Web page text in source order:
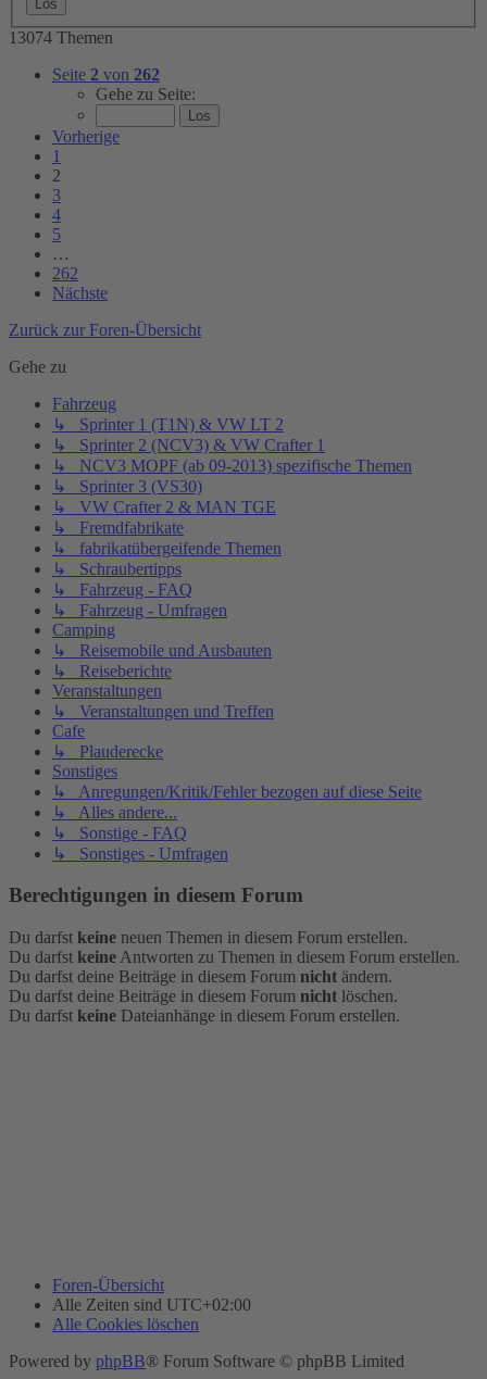
13074 Themen
Seite 2 von 262
Gehe zu Seite:
Vorherige
1
2
3
4
5
…
262
Nächste
Zurück zur Foren-Übersicht
Gehe zu
Fahrzeug
↳ Sprinter 1 (T1N) & VW LT 2
↳ Sprinter 2 (NCV3) & VW Crafter 1
↳ NCV3 MOPF (ab 09-2013) spezifische Themen
↳ Sprinter 3 (VS30)
↳ VW Crafter 2 & MAN TGE
↳ Fremdfabrikate
↳ fabrikatübergeifende Themen
↳ Schraubertipps
↳ Fahrzeug - FAQ
↳ Fahrzeug - Umfragen
Camping
↳ Reisemobile und Ausbauten
↳ Reiseberichte
Veranstaltungen
↳ Veranstaltungen und Treffen
Cafe
↳ Plauderecke
Sonstiges
↳ Anregungen/Kritik/Fehler bezogen auf diese Seite
↳ Alles andere...
↳ Sonstige - FAQ
↳ Sonstiges - Umfragen
Berechtigungen in diesem Forum
Du darfst keine neuen Themen in diesem Forum erstellen.
Du darfst keine Antworten zu Themen in diesem Forum erstellen.
Du darfst deine Beiträge in diesem Forum nicht ändern.
Du darfst deine Beiträge in diesem Forum nicht löschen.
Du darfst keine Dateianhänge in diesem Forum erstellen.
Foren-Übersicht
Alle Zeiten sind UTC+02:00
Alle Cookies löschen
Powered by phpBB® Forum Software © phpBB Limited